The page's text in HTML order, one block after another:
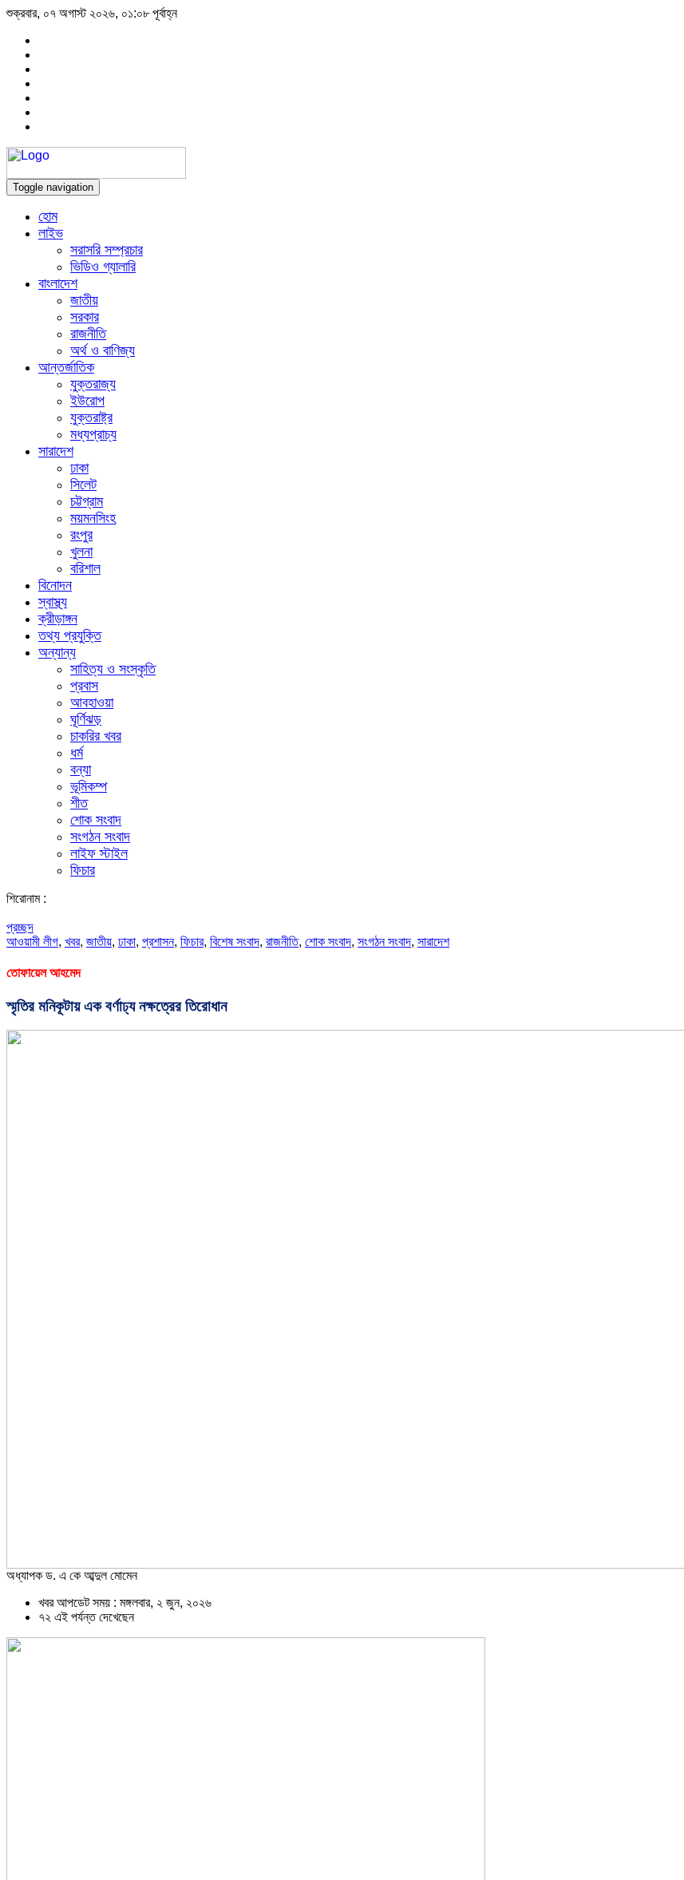
শুক্রবার, ০৭ অগাস্ট ২০২৬, ০১:০৮ পূর্বাহ্ন
Toggle navigation
হোম
লাইভ
সরাসরি সম্প্রচার
ভিডিও গ্যালারি
বাংলাদেশ
জাতীয়
সরকার
রাজনীতি
অর্থ ও বাণিজ্য
আন্তর্জাতিক
যুক্তরাজ্য
ইউরোপ
যুক্তরাষ্ট্র
মধ্যপ্রাচ্য
সারাদেশ
ঢাকা
সিলেট
চট্টগ্রাম
ময়মনসিংহ
রংপুর
খুলনা
বরিশাল
বিনোদন
স্বাস্থ্য
ক্রীড়াঙ্গন
তথ্য প্রযুক্তি
অন্যান্য
সাহিত্য ও সংস্কৃতি
প্রবাস
আবহাওয়া
ঘূর্ণিঝড়
চাকরির খবর
ধর্ম
বন্যা
ভূমিকম্প
শীত
শোক সংবাদ
সংগঠন সংবাদ
লাইফ স্টাইল
ফিচার
শিরোনাম :
প্রচ্ছদ
আওয়ামী লীগ, খবর, জাতীয়, ঢাকা, প্রশাসন, ফিচার, বিশেষ সংবাদ, রাজনীতি, শোক সংবাদ, সংগঠন সংবাদ, সারাদেশ
তোফায়েল আহমেদ
স্মৃতির মনিকূটায় এক বর্ণাঢ্য নক্ষত্রের তিরোধান
অধ্যাপক ড. এ কে আব্দুল মোমেন
খবর আপডেট সময় : মঙ্গলবার, ২ জুন, ২০২৬
৭২ এই পর্যন্ত দেখেছেন